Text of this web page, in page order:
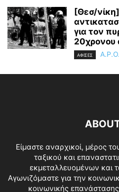
[Θεσ/
για τον
20χρονου
ΑΦΙΣΕΣ A.P.O.
Είμαστε αναρχικοί, μέρος
ταξικού και
εκμεταλλευομένων και
Αγωνιζόμαστε για την
κοινωνικής